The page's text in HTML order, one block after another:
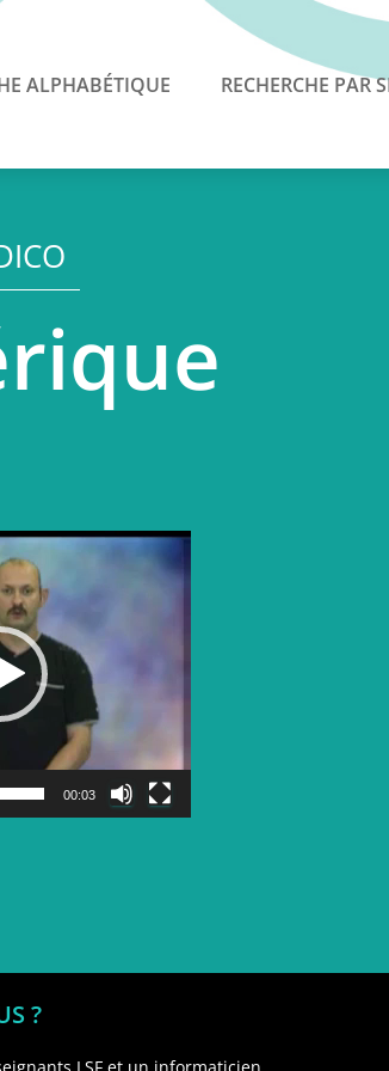
ALPHABÉTIQUE RECHERCHE PAR
Lecteur
vidéo
00:03
?